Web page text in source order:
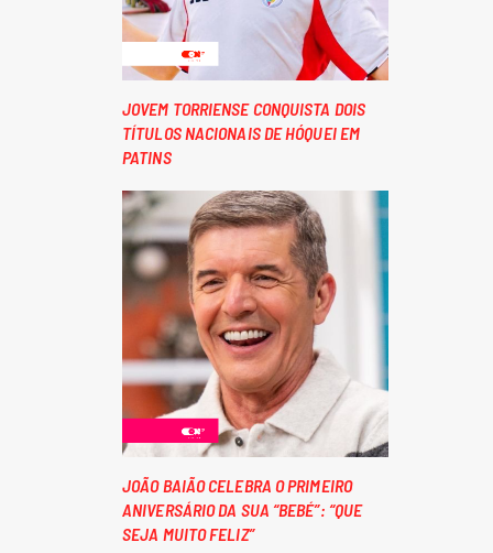
JOVEM TORRIENSE CONQUISTA DOIS
TÍTULOS NACIONAIS DE HÓQUEI EM
PATINS
JOÃO BAIÃO CELEBRA O PRIMEIRO
ANIVERSÁRIO DA SUA “BEBÉ”: “QUE
SEJA MUITO FELIZ”